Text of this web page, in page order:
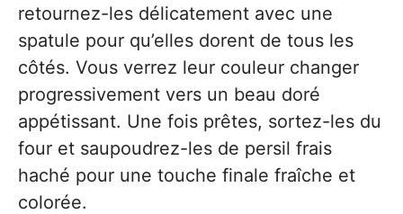
retournez-les délicatement avec une
spatule pour qu’elles dorent de tous les
côtés. Vous verrez leur couleur changer
progressivement vers un beau doré
appétissant. Une fois prêtes, sortez-les du
four et saupoudrez-les de persil frais
haché pour une touche finale fraîche et
colorée.